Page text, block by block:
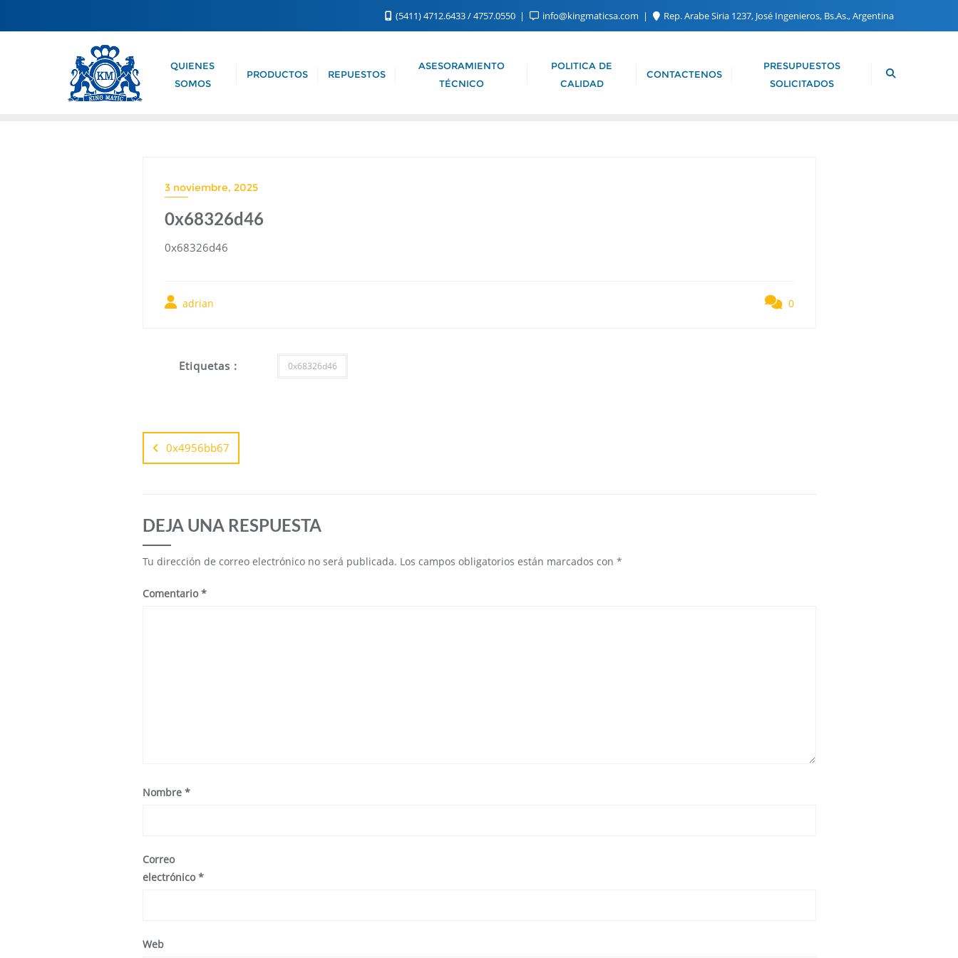
(5411) 4712.6433 / 4757.0550 info@kingmaticsa.com Rep. Arabe Siria 1237, José Ingenieros, Bs.As., Argentina
QUIENES
SOMOS
PRODUCTOS REPUESTOS
ASESORAMIENTO
TÉCNICO
POLITICA DE
CALIDAD
CONTACTENOS
PRESUPUESTOS
SOLICITADOS
3 noviembre, 2025
0x68326d46
0x68326d46
adrian 0
Etiquetas : 0x68326d46
0x4956bb67
DEJA UNA RESPUESTA
Tu dirección de correo electrónico no será publicada. Los campos obligatorios están marcados con *
Comentario*
Nombre *
Correo
electrónico*
Web